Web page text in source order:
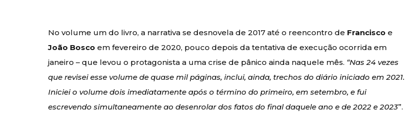
No volume um do livro, a narrativa se desnovela de 2017 até o reencontro de Francisco e
João Bosco em fevereiro de 2020, pouco depois da tentativa de execução ocorrida em
janeiro – que levou o protagonista a uma crise de pânico ainda naquele mês. “Nas 24 vezes
que revisei esse volume de quase mil páginas, inclui, ainda, trechos do diário iniciado em 2021.
Iniciei o volume dois imediatamente após o término do primeiro, em setembro, e fui
escrevendo simultaneamente ao desenrolar dos fatos do final daquele ano e de 2022 e 2023”.